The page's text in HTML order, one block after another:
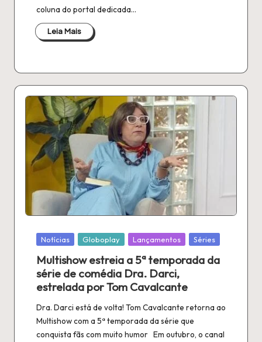
coluna do portal dedicada…
Leia Mais
Publicado
Notícias Globoplay Lançamentos Séries
Multishow estreia a 5ª temporada da
série de comédia Dra. Darci,
estrelada por Tom Cavalcante
Dra. Darci está de volta! Tom Cavalcante retorna ao
Multishow com a 5ª temporada da série que
conquista fãs com muito humor Em outubro, o canal